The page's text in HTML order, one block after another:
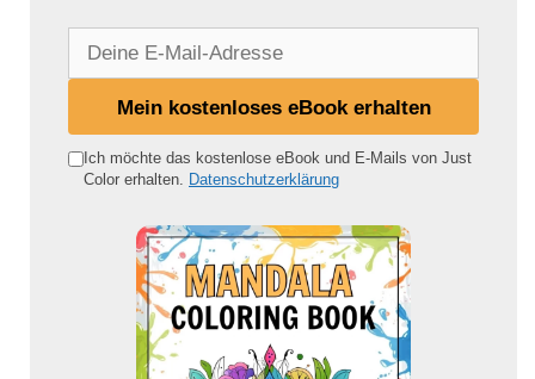
e
Mein kostenloses eBook erhalten
Ich möchte das kostenlose eBook und E-Mails von Just
Color erhalten.
Datenschutzerklärung